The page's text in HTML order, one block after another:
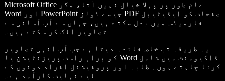
Microsoft Office عام طور پر پہلا خیال نہیں آتا، مگر
Word اور PowerPoint جیسے ٹولز PDF صفحات کو ایڈیٹیبل
فارمیٹس میں بدل سکتے ہیں، جہاں سے آپ آسانی سے
تصاویر الگ کر سکتے ہیں۔
یہ طریقہ تب خاص فائدہ دیتا ہے جب آپ انہی تصاویر
کو براہِ راست پریزنٹیشن یا Word ڈاکیومنٹ میں شامل
کرنا چاہتے ہوں۔ طلبہ اور پروفیشنل افراد دونوں کے
لیے نہایت کارآمد ہے۔